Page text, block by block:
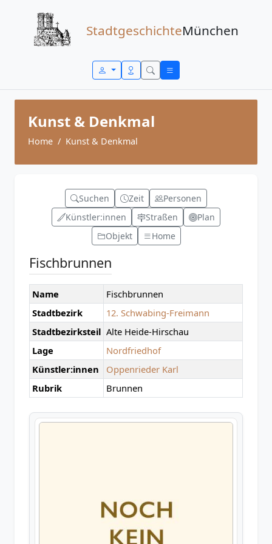
StadtgeschichteMünchen
Kunst & Denkmal
Home Kunst & Denkmal
Suchen Zeit
Personen
Künstler:innen
Straßen
Plan
Objekt
Home
Fischbrunnen
Name
Fischbrunnen
Stadtbezirk
12. Schwabing-Freimann
Stadtbezirksteil Alte Heide-Hirschau
Lage
Nordfriedhof
Künstler:innen
Oppenrieder Karl
Rubrik
Brunnen